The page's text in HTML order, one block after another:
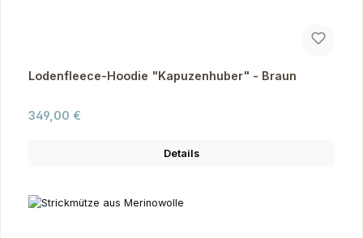
Lodenfleece-Hoodie "Kapuzenhuber" - Braun
Regulärer Preis:
349,00 €
Details